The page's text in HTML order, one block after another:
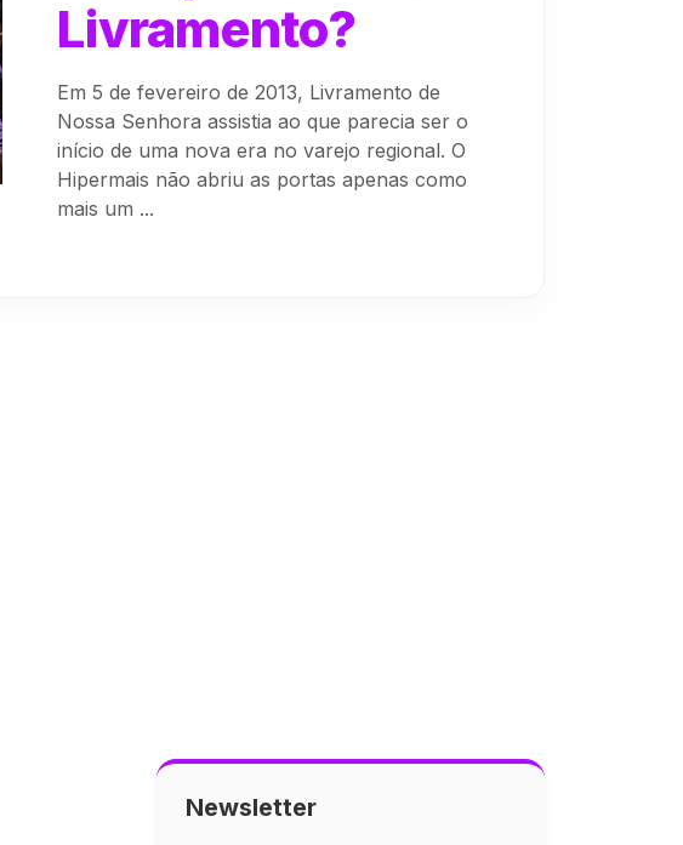
Livramento?
Em 5 de fevereiro de 2013, Livramento de
Nossa Senhora assistia ao que parecia ser o
início de uma nova era no varejo regional. O
Hipermais não abriu as portas apenas como
mais um ...
Newsletter